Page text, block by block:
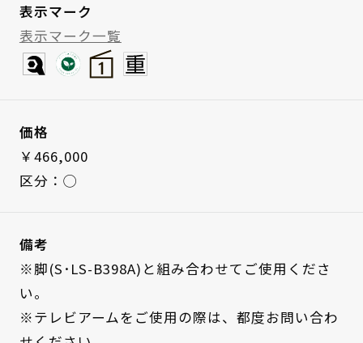
表示マーク
表示マーク一覧
価格
￥466,000
区分：◯
備考
※脚(S･LS-B398A)と組み合わせてご使用くださ
い。
※テレビアームをご使用の際は、都度お問い合わ